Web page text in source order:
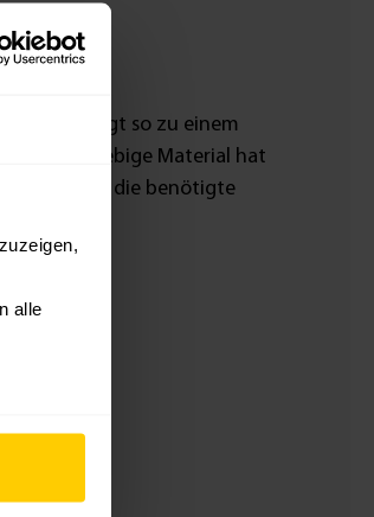
alle
und trägt so zu einem
Das langlebige Material hat
die auf die benötigte